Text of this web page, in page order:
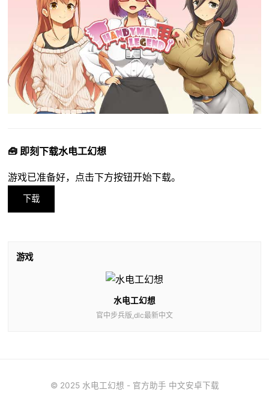
🧰 即刻下载水电工幻想
游戏已准备好，点击下方按钮开始下载。
下载
游戏
水电工幻想
官中步兵版,dlc最新中文
© 2025 水电工幻想 - 官方助手 中文安卓下载